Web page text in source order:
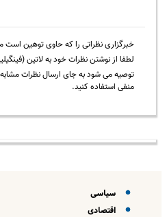
خبرگزاری نظراتی را که حاوی توهین است
لطفا از نوشتن نظرات خود به لاتین
توصیه می شود به جای ارسال نظرات
منفی استفاده کنید.
سیاسی
اقتصادی